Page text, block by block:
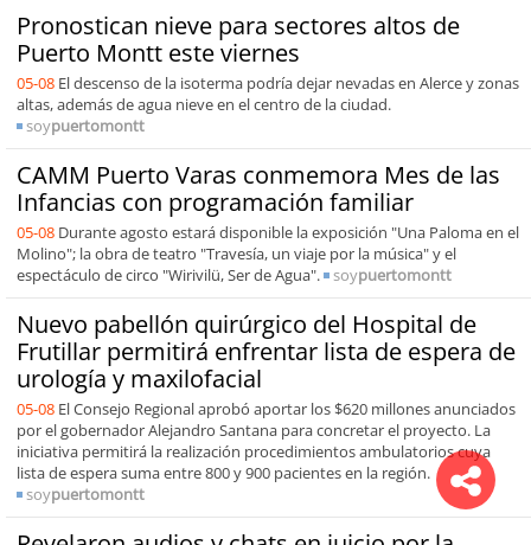
Pronostican nieve para sectores altos de
Puerto Montt este viernes
05-08 El descenso de la isoterma podría dejar nevadas en Alerce y zonas
altas, además de agua nieve en el centro de la ciudad.
soypuertomontt
CAMM Puerto Varas conmemora Mes de las
Infancias con programación familiar
05-08 Durante agosto estará disponible la exposición "Una Paloma en el
Molino"; la obra de teatro "Travesía, un viaje por la música" y el
espectáculo de circo "Wirivilü, Ser de Agua".
soypuertomontt
Nuevo pabellón quirúrgico del Hospital de
Frutillar permitirá enfrentar lista de espera de
urología y maxilofacial
05-08 El Consejo Regional aprobó aportar los $620 millones anunciados
por el gobernador Alejandro Santana para concretar el proyecto. La
iniciativa permitirá la realización procedimientos ambulatorios cuya
lista de espera suma entre 800 y 900 pacientes en la región.
soypuertomontt